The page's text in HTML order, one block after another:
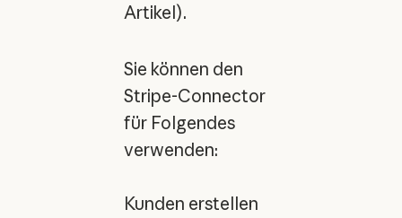
Artikel).
Sie können den
Stripe-Connector
für Folgendes
verwenden:
Kunden erstellen